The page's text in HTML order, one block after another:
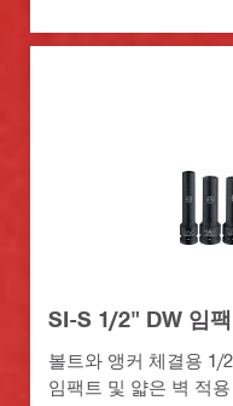
SI-S 1/2" DW 임
볼트와 앵커 체결용 1/
임팩트 및 얇은 벽 적용